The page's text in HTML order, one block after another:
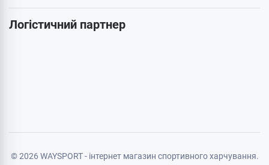
Карта сайту
Договір публічної оферти